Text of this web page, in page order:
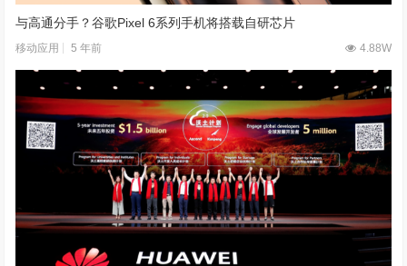
与高通分手？谷歌Pixel 6系列手机将搭载自研芯片
移动应用 5 年前 4.88W